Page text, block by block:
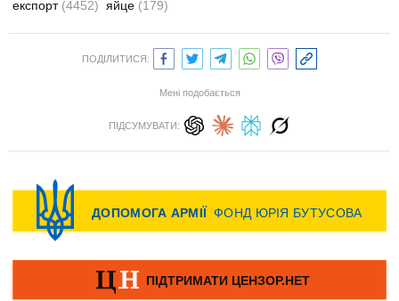
експорт (4452) яйце (179)
ПОДІЛИТИСЯ:
Мені подобається
ПІДСУМУВАТИ: